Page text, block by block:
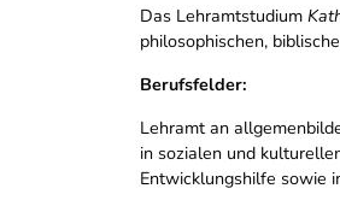
Das Lehramtstudium
philosophischen,
Berufsfelder:
Lehramt an
in sozialen und
Entwicklungshilfe sowie